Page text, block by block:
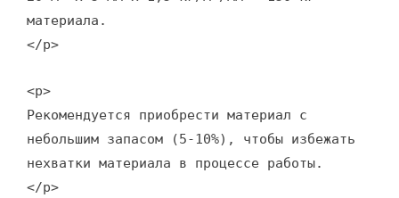
материала.
</p>
<p>
Рекомендуется приобрести материал с
небольшим запасом (5-10%), чтобы избежать
нехватки материала в процессе работы.
</p>